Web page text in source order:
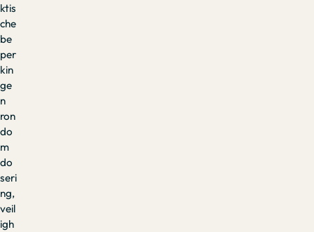
ktis
che
be
per
kin
ge
n
ron
do
m
do
seri
ng,
veil
igh